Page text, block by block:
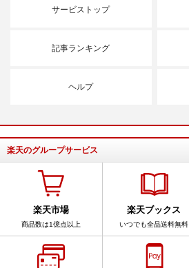
サービストップ
記事ランキング
ヘルプ
楽天のグループサービス
楽天市場
商品数は1億点以上
楽天ブックス
いつでも全品送料無料